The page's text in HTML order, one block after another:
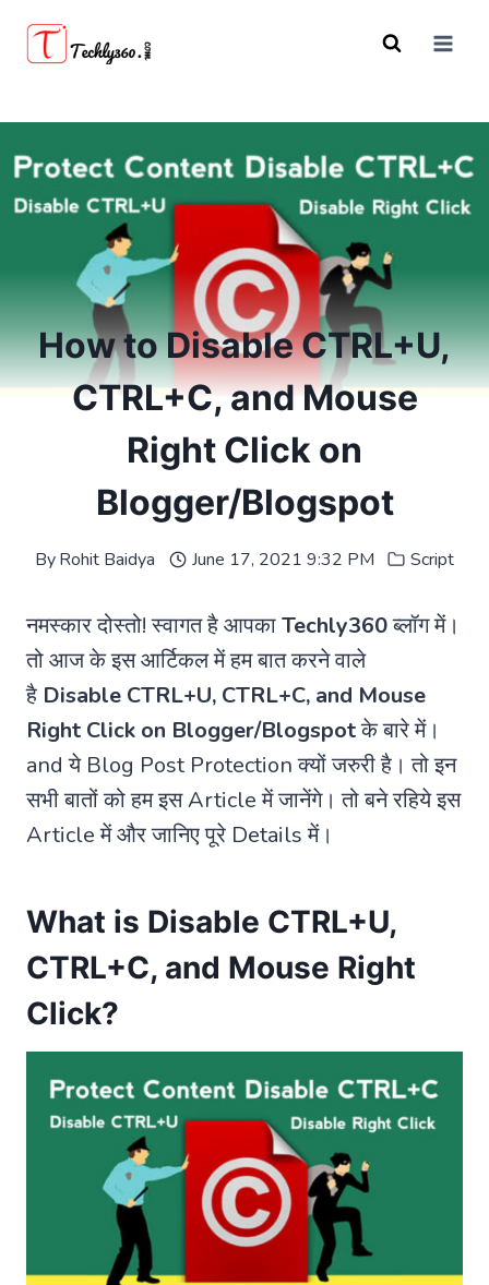
How to Disable CTRL+U,
CTRL+C, and Mouse
Right Click on
Blogger/Blogspot
ByRohit Baidya June 17, 2021 9:32 PM Script
नमस्कार दोस्तो! स्वागत है आपकाTechly360ब्लॉग में।
तो आज के इस आर्टिकल में हम बात करने वाले
है Disable CTRL+U, CTRL+C, and Mouse
Right Click on Blogger/Blogspotके बारे में।
and ये Blog Post Protection क्यों जरुरी है। तो इन
सभी बातों को हम इस Article में जानेंगे। तो बने रहिये इस
Article में और जानिए पूरे Details में।
What is Disable CTRL+U,
CTRL+C, and Mouse Right
Click?